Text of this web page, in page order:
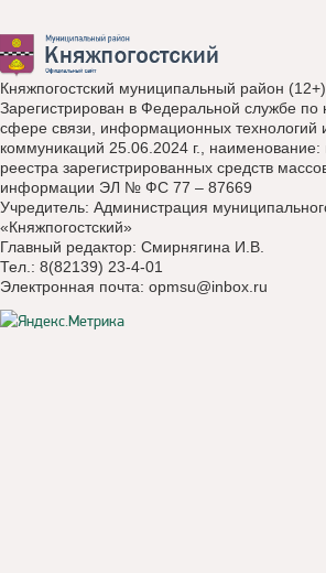
Княжпогостский муниципальный район (12+)
Зарегистрирован в Федеральной службе по
сфере связи, информационных технологий
коммуникаций 25.06.2024 г., наименование:
реестра зарегистрированных средств
информации ЭЛ № ФС 77 – 87669
Учредитель: Администрация
«Княжпогостский»
Главный редактор: Смирнягина И.В.
Тел.: 8(82139) 23-4-01
Электронная почта: opmsu@inbox.ru